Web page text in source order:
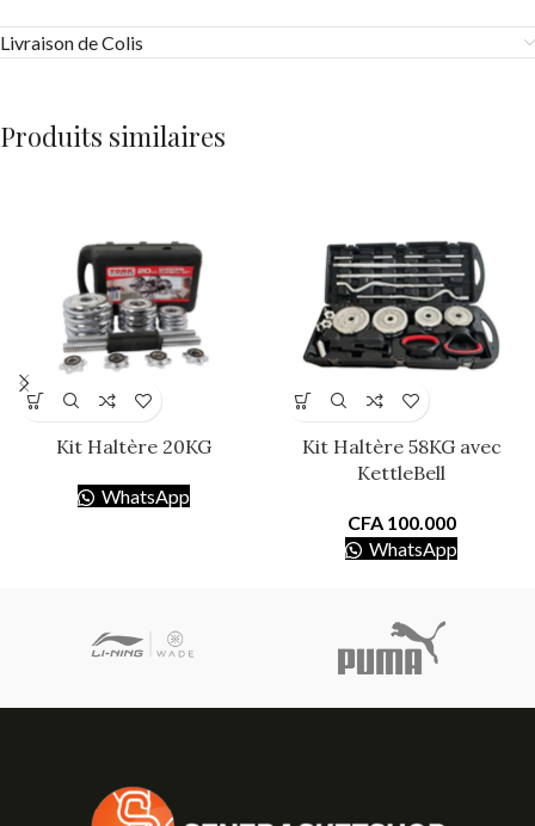
Livraison de Colis
Produits similaires
Kit Haltère 20KG
WhatsApp
Kit Haltère 58KG avec
KettleBell
CFA100.000
WhatsApp